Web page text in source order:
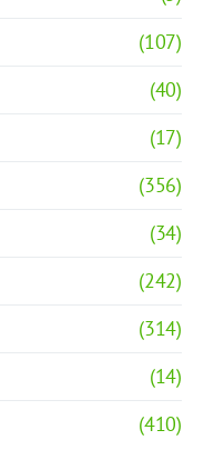
(107)
(40)
(17)
(356)
(34)
(242)
(314)
(14)
(410)